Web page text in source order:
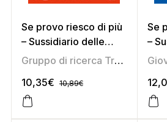
Se provo riesco di più
– Sussidiario delle
discipline 4 (area
Gruppo di ricerca Tredieci ,
10,35€ 10,89€
Se
–